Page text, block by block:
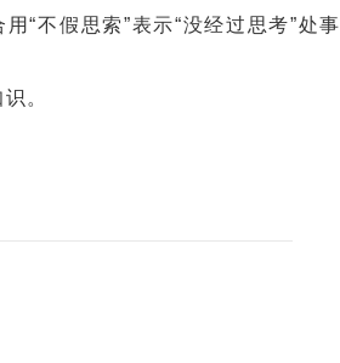
不假思索”表示“没经过思考”处事
。